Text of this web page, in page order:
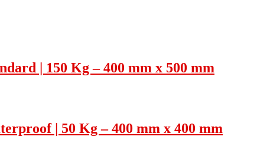
| 150 Kg – 400 mm x 500 mm
| 50 Kg – 400 mm x 400 mm